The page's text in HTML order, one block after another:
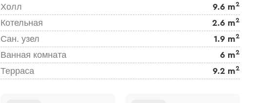
Холл 9.6 m2
Котельная 2.6 m2
Сан. узел 1.9 m2
Ванная комната 6 m2
Терраса 9.2 m2